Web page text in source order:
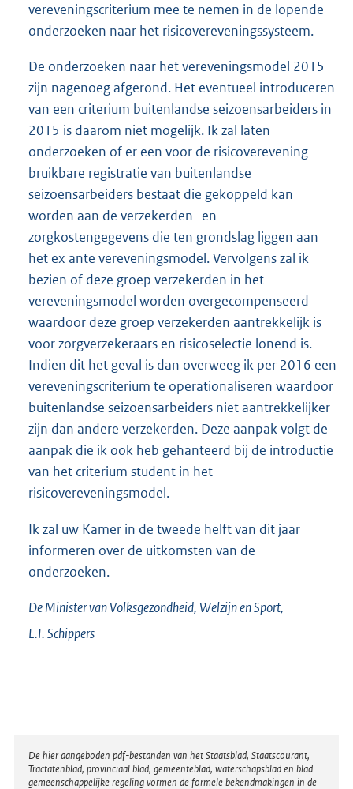
vereveningscriterium mee te nemen in de lopende
onderzoeken naar het risicovereveningssysteem.
De onderzoeken naar het vereveningsmodel 2015
zijn nagenoeg afgerond. Het eventueel introduceren
van een criterium buitenlandse seizoensarbeiders in
2015 is daarom niet mogelijk. Ik zal laten
onderzoeken of er een voor de risicoverevening
bruikbare registratie van buitenlandse
seizoensarbeiders bestaat die gekoppeld kan
worden aan de verzekerden- en
zorgkostengegevens die ten grondslag liggen aan
het ex ante vereveningsmodel. Vervolgens zal ik
bezien of deze groep verzekerden in het
vereveningsmodel worden overgecompenseerd
waardoor deze groep verzekerden aantrekkelijk is
voor zorgverzekeraars en risicoselectie lonend is.
Indien dit het geval is dan overweeg ik per 2016 een
vereveningscriterium te operationaliseren waardoor
buitenlandse seizoensarbeiders niet aantrekkelijker
zijn dan andere verzekerden. Deze aanpak volgt de
aanpak die ik ook heb gehanteerd bij de introductie
van het criterium student in het
risicovereveningsmodel.
Ik zal uw Kamer in de tweede helft van dit jaar
informeren over de uitkomsten van de
onderzoeken.
De Minister van Volksgezondheid, Welzijn en Sport,
E.I.Schippers
Disclaimer
De hier aangeboden pdf-bestanden van het Staatsblad, Staatscourant,
Tractatenblad, provinciaal blad, gemeenteblad, waterschapsblad en blad
gemeenschappelijke regeling vormen de formele bekendmakingen in de